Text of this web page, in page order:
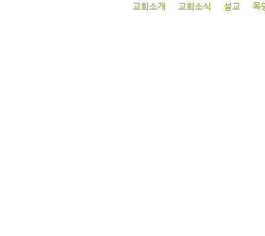
교회소개 교회소식 설교 목